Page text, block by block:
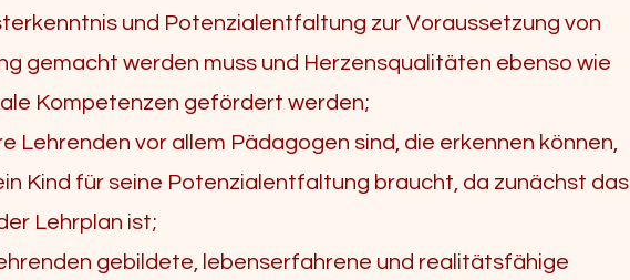
und Potenzialentfaltung zur Voraussetzung von
gemacht werden muss und Herzensqualitäten ebenso wie
Kompetenzen gefördert werden;
Lehrenden vor allem Pädagogen sind, die erkennen können,
Kind für seine Potenzialentfaltung braucht, da zunächst das
Lehrplan ist;
gebildete, lebenserfahrene und realitätsfähige